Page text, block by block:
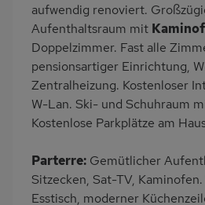
Babybett
Haustiere/Hund
verboten
Internet
Zusätzliches Badezimmer
Kaffeemaschine
Handtücher inklusive
aufwendig renoviert.
Aufenthaltsraum mit
Doppelzimmer. Fast alle
pensionsartiger Einrichtung,
Zentralheizung. Kostenloser
W-Lan. Ski- und Schuhraum
Kostenlose Parkplätze am
Parterre: Gemütlicher
Sitzecken, Sat-TV,
Esstisch, moderner